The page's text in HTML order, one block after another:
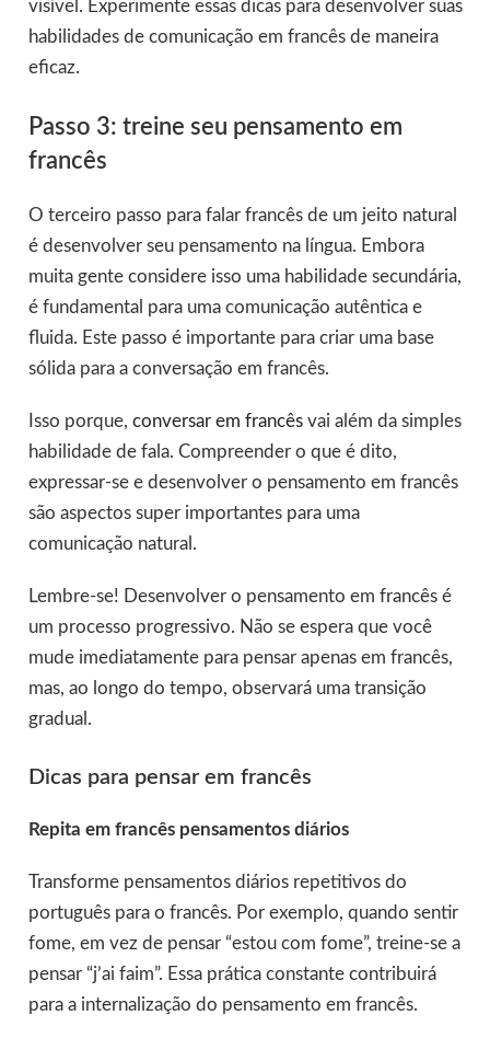
visível. Experimente essas dicas para desenvolver suas
habilidades de comunicação em francês de maneira
eficaz.
Passo 3: treine seu pensamento em
francês
O terceiro passo para falar francês de um jeito natural
é desenvolver seu pensamento na língua. Embora
muita gente considere isso uma habilidade secundária,
é fundamental para uma comunicação autêntica e
fluida. Este passo é importante para criar uma base
sólida para a conversação em francês.
Isso porque, conversar em francêsvai além da simples
habilidade de fala. Compreender o que é dito,
expressar-se e desenvolver o pensamento em francês
são aspectos super importantes para uma
comunicação natural.
Lembre-se! Desenvolver o pensamento em francês é
um processo progressivo. Não se espera que você
mude imediatamente para pensar apenas em francês,
mas, ao longo do tempo, observará uma transição
gradual.
Dicas para pensar em francês
Repita em francês pensamentos diários
Transforme pensamentos diários repetitivos do
português para o francês. Por exemplo, quando sentir
fome, em vez de pensar “estou com fome”, treine-se a
pensar “j’ai faim”. Essa prática constante contribuirá
para a internalização do pensamento em francês.